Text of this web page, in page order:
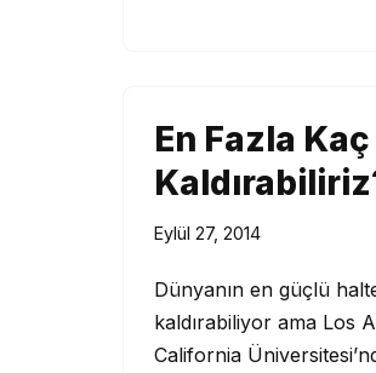
En Fazla Kaç
Eylül 27, 2014
Dünyanın en güçlü
kaldırabiliyor ama Los
California